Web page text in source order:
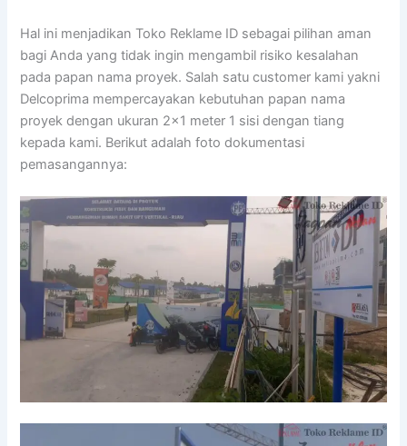
Hal ini menjadikan Toko Reklame ID sebagai pilihan aman
bagi Anda yang tidak ingin mengambil risiko kesalahan
pada papan nama proyek. Salah satu customer kami yakni
Delcoprima mempercayakan kebutuhan papan nama
proyek dengan ukuran 2×1 meter 1 sisi dengan tiang
kepada kami. Berikut adalah foto dokumentasi
pemasangannya: